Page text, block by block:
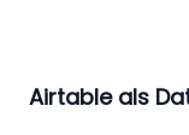
Airtable als